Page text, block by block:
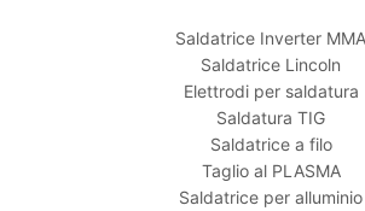
Saldatrice Inverter MMA
Saldatrice Lincoln
Elettrodi per saldatura
Saldatura TIG
Saldatrice a filo
Taglio al PLASMA
Saldatrice per alluminio